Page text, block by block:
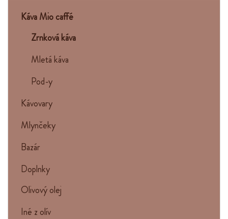
Káva Mio caffé
Zrnková káva
Mletá káva
Pod-y
Kávovary
Mlynčeky
Bazár
Doplnky
Olivový olej
Iné z olív